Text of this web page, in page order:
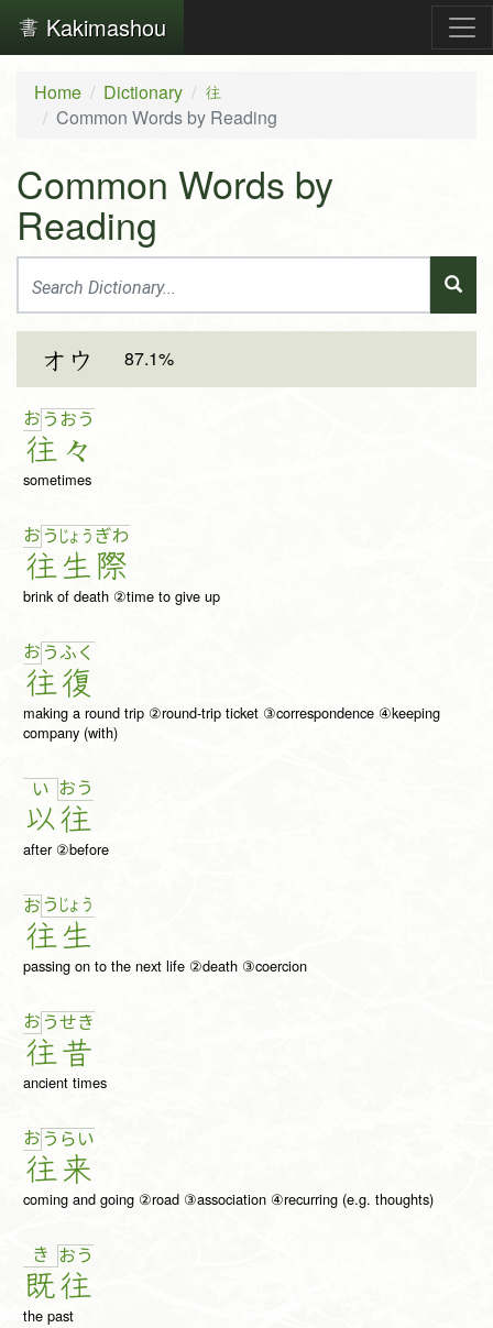
Kakimashou
Home Dictionary 往
Common Words by Reading
Common Words by
Reading
オウ 87.1%
お う
往
おう
々
sometimes
お う
往
じょ う
生
ぎわ
際
brink of death ②time to give up
お う
往
ふ く
復
making a round trip ②round-trip ticket ③correspondence ④keeping
company (with)
い
以
おう
往
after ②before
お う
往
じょ う
生
passing on to the next life ②death ③coercion
お う
往
せき
昔
ancient times
お う
往
ら い
来
coming and going ②road ③association ④recurring (e.g. thoughts)
き
既
お う
往
the past